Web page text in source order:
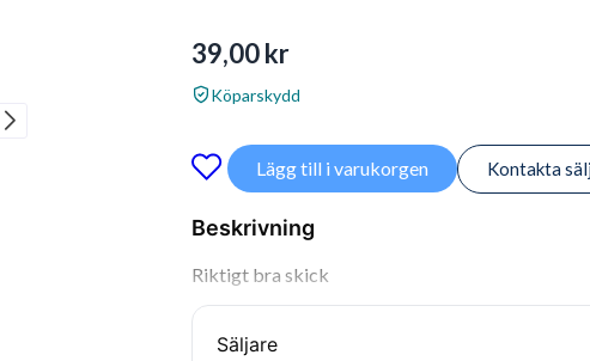
39,00kr
Köparskydd
Lägg till i varukorgen Kontakta
Beskrivning
Riktigt bra skick
Säljare